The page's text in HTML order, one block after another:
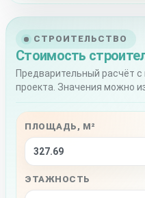
СТРОИТЕЛЬСТВО
Стоимость
Предварительный расчёт
проекта. Значения можно
ПЛОЩАДЬ, М²
ЭТАЖНОСТЬ